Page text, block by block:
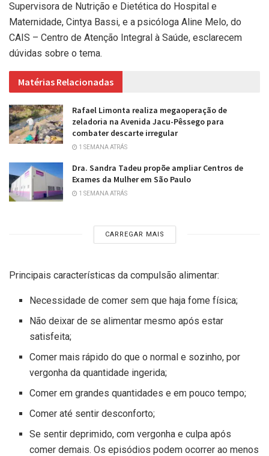
Supervisora de Nutrição e Dietética do Hospital e
Maternidade, Cintya Bassi, e a psicóloga Aline Melo, do
CAIS – Centro de Atenção Integral à Saúde, esclarecem
dúvidas sobre o tema.
Matérias Relacionadas
Rafael Limonta realiza megaoperação de
zeladoria na Avenida Jacu-Pêssego para
combater descarte irregular
1 SEMANA ATRÁS
Dra. Sandra Tadeu propõe ampliar Centros de
Exames da Mulher em São Paulo
1 SEMANA ATRÁS
CARREGAR MAIS
Principais características da compulsão alimentar:
Necessidade de comer sem que haja fome física;
Não deixar de se alimentar mesmo após estar
satisfeita;
Comer mais rápido do que o normal e sozinho, por
vergonha da quantidade ingerida;
Comer em grandes quantidades e em pouco tempo;
Comer até sentir desconforto;
Se sentir deprimido, com vergonha e culpa após
comer demais. Os episódios podem ocorrer ao menos